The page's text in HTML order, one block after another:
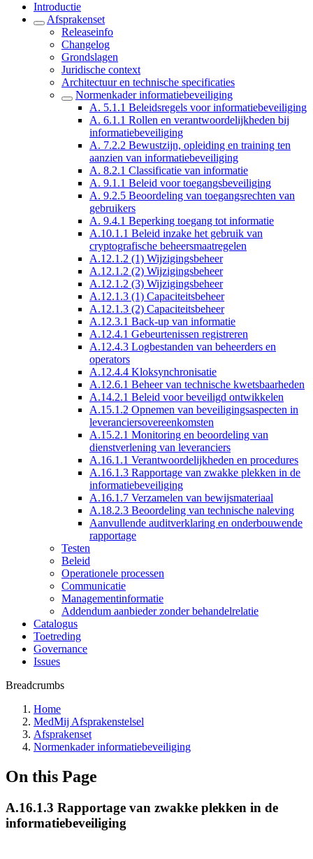
Introductie
Afsprakenset
Releaseinfo
Changelog
Grondslagen
Juridische context
Architectuur en technische specificaties
Normenkader informatiebeveiliging
A. 5.1.1 Beleidsregels voor informatiebeveiliging
A. 6.1.1 Rollen en verantwoordelijkheden bij
informatiebeveiliging
A. 7.2.2 Bewustzijn, opleiding en training ten
aanzien van informatiebeveiliging
A. 8.2.1 Classificatie van informatie
A. 9.1.1 Beleid voor toegangsbeveiliging
A. 9.2.5 Beoordeling van toegangsrechten van
gebruikers
A. 9.4.1 Beperking toegang tot informatie
A.10.1.1 Beleid inzake het gebruik van
cryptografische beheersmaatregelen
A.12.1.2 (1) Wijzigingsbeheer
A.12.1.2 (2) Wijzigingsbeheer
A.12.1.2 (3) Wijzigingsbeheer
A.12.1.3 (1) Capaciteitsbeheer
A.12.1.3 (2) Capaciteitsbeheer
A.12.3.1 Back-up van informatie
A.12.4.1 Gebeurtenissen registreren
A.12.4.3 Logbestanden van beheerders en
operators
A.12.4.4 Kloksynchronisatie
A.12.6.1 Beheer van technische kwetsbaarheden
A.14.2.1 Beleid voor beveiligd ontwikkelen
A.15.1.2 Opnemen van beveiligingsaspecten in
leveranciersovereenkomsten
A.15.2.1 Monitoring en beoordeling van
dienstverlening van leveranciers
A.16.1.1 Verantwoordelijkheden en procedures
A.16.1.3 Rapportage van zwakke plekken in de
informatiebeveiliging
A.16.1.7 Verzamelen van bewijsmateriaal
A.18.2.3 Beoordeling van technische naleving
Aanvullende auditverklaring en onderbouwende
rapportage
Testen
Beleid
Operationele processen
Communicatie
Managementinformatie
Addendum aanbieder zonder behandelrelatie
Catalogus
Toetreding
Governance
Issues
Breadcrumbs
Home
MedMij Afsprakenstelsel
Afsprakenset
Normenkader informatiebeveiliging
On this Page
A.16.1.3 Rapportage van zwakke plekken in de
informatiebeveiliging